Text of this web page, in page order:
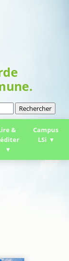
Rechercher
&
Campus
LSi